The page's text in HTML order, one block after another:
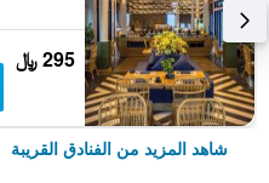
295 ﷼
شاهد المزيد من الفنادق القريبة